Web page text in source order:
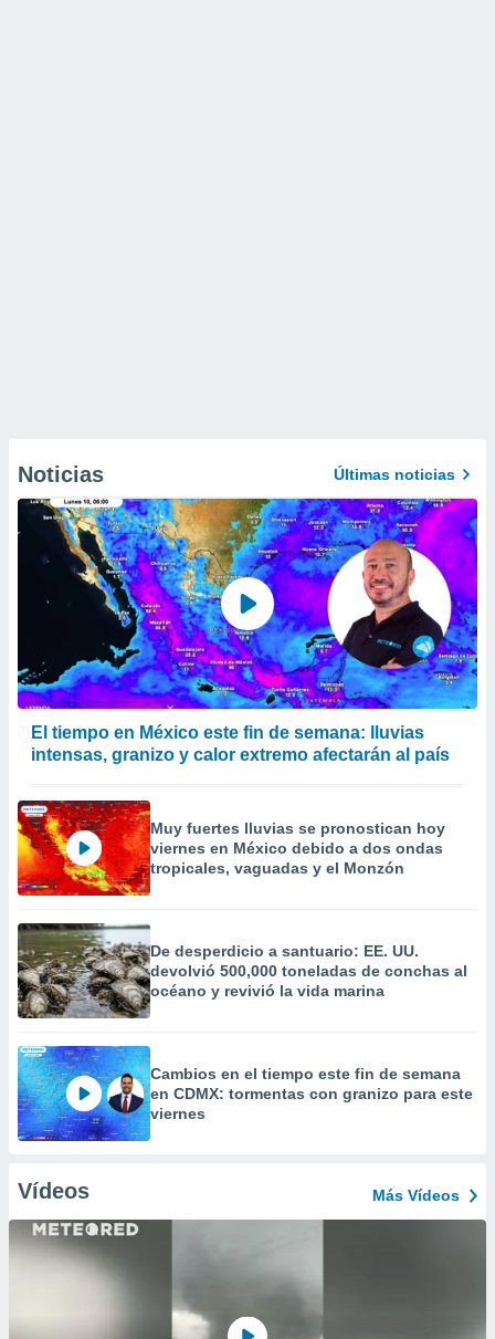
Noticias Últimas noticias
El tiempo en México este fin de semana: lluvias
intensas, granizo y calor extremo afectarán al país
Muy fuertes lluvias se pronostican hoy
viernes en México debido a dos ondas
tropicales, vaguadas y el Monzón
De desperdicio a santuario: EE. UU.
devolvió 500,000 toneladas de conchas al
océano y revivió la vida marina
Cambios en el tiempo este fin de semana
en CDMX: tormentas con granizo para este
viernes
Vídeos Más Vídeos